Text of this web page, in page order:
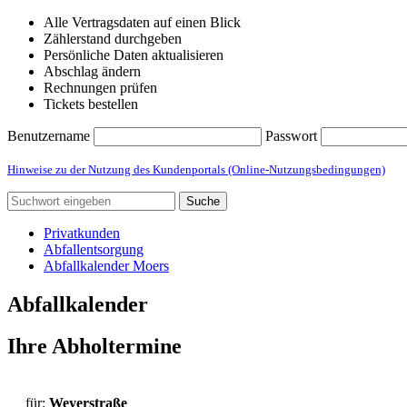
Alle Vertragsdaten auf einen Blick
Zählerstand durchgeben
Persönliche Daten aktualisieren
Abschlag ändern
Rechnungen prüfen
Tickets bestellen
Benutzername Passwort
Hinweise zu der Nutzung des Kundenportals (Online-Nutzungsbedingungen)
Suche
Privatkunden
Abfallentsorgung
Abfallkalender Moers
Abfallkalender
Ihre Abholtermine
für: Weyerstraße